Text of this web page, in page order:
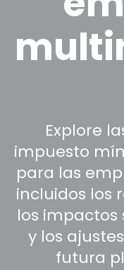
Explore
impuesto
para las
incluidos los
los impactos
y los
futura